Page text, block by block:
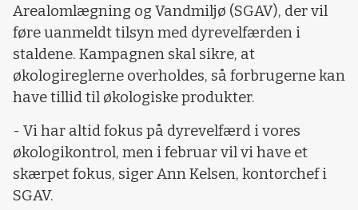
Arealomlægning og Vandmiljø (SGAV), der vil
føre uanmeldt tilsyn med dyrevelfærden i
staldene. Kampagnen skal sikre, at
økologireglerne overholdes, så forbrugerne kan
have tillid til økologiske produkter.
- Vi har altid fokus på dyrevelfærd i vores
økologikontrol, men i februar vil vi have et
skærpet fokus, siger Ann Kelsen, kontorchef i
SGAV.